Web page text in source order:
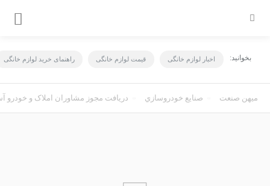
بخوانید: اخبار لوازم خانگی قیمت لوازم خانگی راهنمای خرید لوازم خانگی
میهن صنعت صنايع خودروسازي دریافت مجوز مشاوران املاک و خودرو